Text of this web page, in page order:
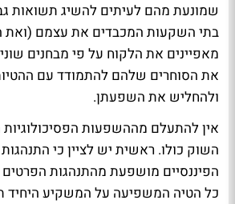
שמונעת מהם לעיתים להשיג תשואות
בתי השקעות המכבדים את עצמם (ואת
מאפיינים את הלקוח על פי מבחנים
את הסוחרים שלהם להתמודד עם
ולהחליש את השפעתן.
אין להתעלם מההשפעות
השוק כולו. ראשית יש לציין כי
הפיננסיים מושפעת מהתנהגות הפרטים
כל הטיה המשפיעה על המשקיע